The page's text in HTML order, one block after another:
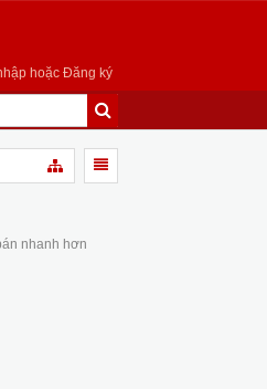
hoặc Đăng ký
nhanh hơn